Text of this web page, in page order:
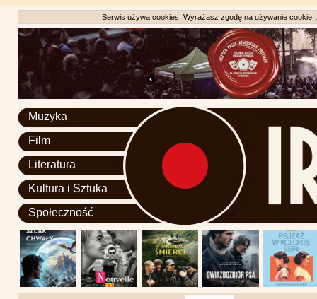
Serwis używa cookies. Wyrażasz zgodę na używanie
Muzyka
Film
Literatura
Kultura i Sztuka
Społeczność